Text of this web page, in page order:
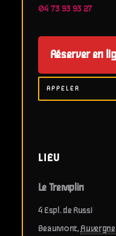
04 73 93 93 27
Réserver en
APPELER
LIEU
Le Tremplin
4 Espl. de Russi
Beaumont,Auvergne